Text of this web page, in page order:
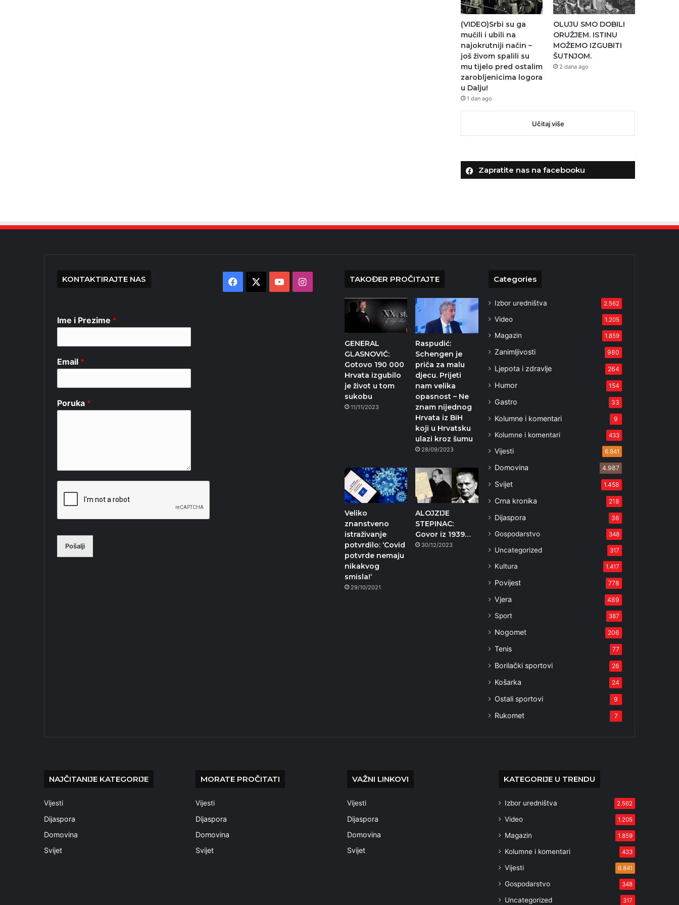
(VIDEO)Srbi su ga
mučili i ubili na
najokrutniji način –
još živom spalili su
mu tijelo pred ostalim
zarobljenicima logora
u Dalju!
1 dan ago
OLUJU SMO DOBILI
ORUŽJEM. ISTINU
MOŽEMO IZGUBITI
ŠUTNJOM.
2 dana ago
Učitaj više
Zapratite nas na facebooku
KONTAKTIRAJTE NAS
Ime i Prezime *
Email *
Poruka *
Pošalji
Facebook YouTubeInstagram TAKOĐER PROČITAJTE
GENERAL
GLASNOVIĆ:
Gotovo 190 000
Hrvata izgubilo
je život u tom
sukobu
11/11/2023
Raspudić:
Schengen je
priča za malu
djecu. Prijeti
nam velika
opasnost – Ne
znam nijednog
Hrvata iz BiH
koji u Hrvatsku
ulazi kroz šumu
28/09/2023
Veliko
znanstveno
istraživanje
potvrdilo: ‘Covid
potvrde nemaju
nikakvog
smisla!‘
29/10/2021
ALOJZIJE
STEPINAC:
Govor iz 1939…
30/12/2023
Categories
Izbor uredništva 2.562
Video 1.205
Magazin 1.859
Zanimljivosti 980
Ljepota i zdravlje 264
Humor 154
Gastro 33
Kolumne i komentari 9
Kolumne i komentari 433
Vijesti 6.841
Domovina 4.987
Svijet 1.458
Crna kronika 218
Dijaspora 36
Gospodarstvo 348
Uncategorized 317
Kultura 1.417
Povijest 778
Vjera 489
Sport 387
Nogomet 206
Tenis 77
Borilački sportovi 26
Košarka 24
Ostali sportovi 9
Rukomet 7
NAJČITANIJE KATEGORIJE
Vijesti
Dijaspora
Domovina
Svijet
MORATE PROČITATI
Vijesti
Dijaspora
Domovina
Svijet
VAŽNI LINKOVI
Vijesti
Dijaspora
Domovina
Svijet
KATEGORIJE U TRENDU
Izbor uredništva 2.562
Video 1.205
Magazin 1.859
Kolumne i komentari 433
Vijesti 6.841
Gospodarstvo 348
Uncategorized 317